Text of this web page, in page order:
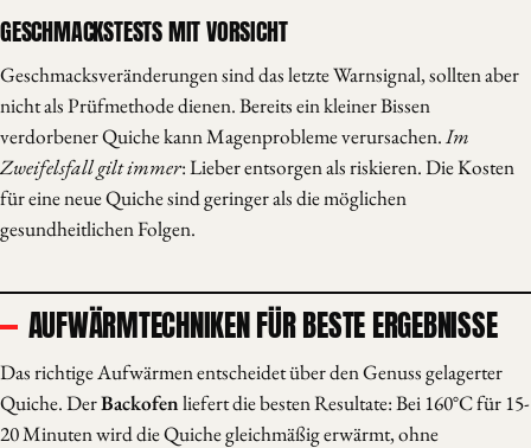
GESCHMACKSTESTS MIT VORSICHT
Geschmacksveränderungen sind das letzte Warnsignal, sollten aber
nicht als Prüfmethode dienen. Bereits ein kleiner Bissen
verdorbener Quiche kann Magenprobleme verursachen.Im
Zweifelsfall gilt immer: Lieber entsorgen als riskieren. Die Kosten
für eine neue Quiche sind geringer als die möglichen
gesundheitlichen Folgen.
AUFWÄRMTECHNIKEN FÜR BESTE ERGEBNISSE
Das richtige Aufwärmen entscheidet über den Genuss gelagerter
Quiche. DerBackofenliefert die besten Resultate: Bei 160°C für 15-
20 Minuten wird die Quiche gleichmäßig erwärmt, ohne